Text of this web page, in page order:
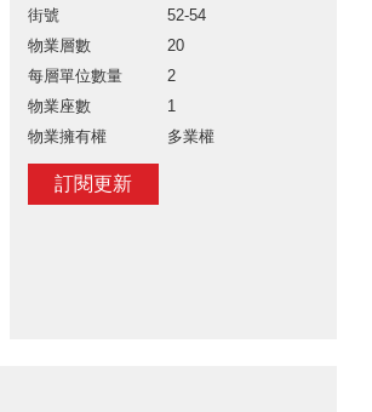
街號
52-54
物業層數
20
每層單位數量
2
物業座數
1
物業擁有權
多業權
訂閱更新